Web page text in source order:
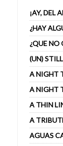
¡AY, DEL
¿HAY
¿QUE NO
(UN)
A NIGHT
A NIGHT
A THIN
A
AGUAS